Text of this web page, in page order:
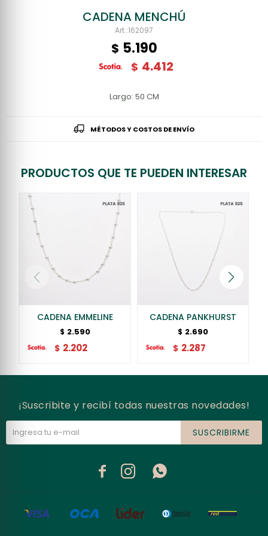
CADENA MENCHÚ
162097
$ 5.190
$ 4.412
Largo: 50 CM
MÉTODOS Y COSTOS DE ENVÍO
PRODUCTOS QUE TE PUEDEN INTERESAR
CADENA EMMELINE
$ 2.590
$ 2.202
CADENA PANKHURST
$ 2.690
$ 2.287
¡Suscribite y recibí todas nuestras novedades!
SUSCRIBIRME
  